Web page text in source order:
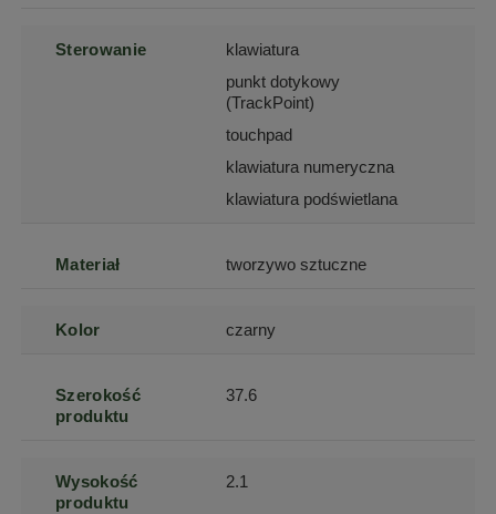
Sterowanie
klawiatura
punkt dotykowy
(TrackPoint)
touchpad
klawiatura numeryczna
klawiatura podświetlana
Materiał tworzywo sztuczne
Kolor czarny
Szerokość
produktu
37.6
Wysokość
produktu
2.1